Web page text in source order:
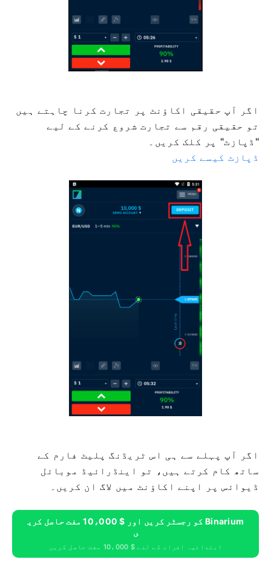
اگر آپ حقیقی اکاؤنٹ پر تجارت کرنا چاہتے ہیں
تو حقیقی رقم سے تجارت شروع کرنے کے لیے
"ڈپازٹ" پر کلک کریں۔
ڈپازٹ کیسے کریں
اگر آپ پہلے سے ہی اس ٹریڈنگ پلیٹ فارم کے
ساتھ کام کرتے ہیں، تو اینڈرائیڈ موبائل
ڈیوائس پر اپنے اکاؤنٹ میں لاگ ان کریں۔
Binarium کو رجسٹر کریں اور $ 10،000 مفت حاصل کری
ں
ابتدائیہ افراد کے لئے $ 10،000 مفت حاصل کریں